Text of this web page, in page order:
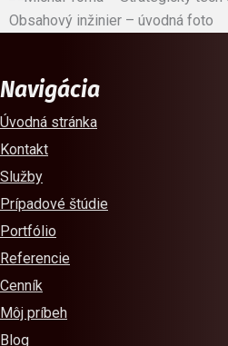
Navigácia
Úvodná stránka
Kontakt
Služby
Prípadové štúdie
Portfólio
Referencie
Cenník
Môj príbeh
Blog